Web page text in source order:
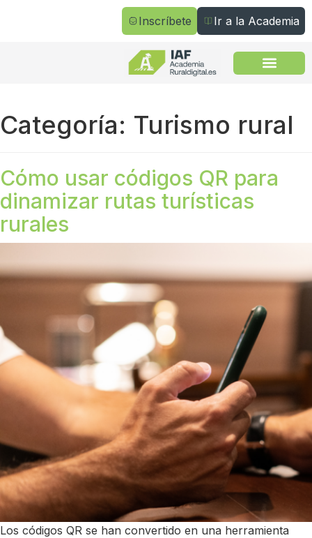
Inscríbete Ir a la Academia
Categoría: Turismo rural
Cómo usar códigos QR para
dinamizar rutas turísticas
rurales
Los códigos QR se han convertido en una herramienta